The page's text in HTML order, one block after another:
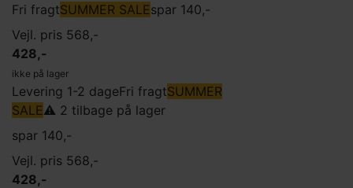
Fri fragtSUMMER SALEspar 140,-
Vejl. pris 568,-
428,-
ikke på lager
Levering 1-2 dageFri fragtSUMMER
SALE⚠️ 2 tilbage på lager
spar 140,-
Vejl. pris 568,-
428,-